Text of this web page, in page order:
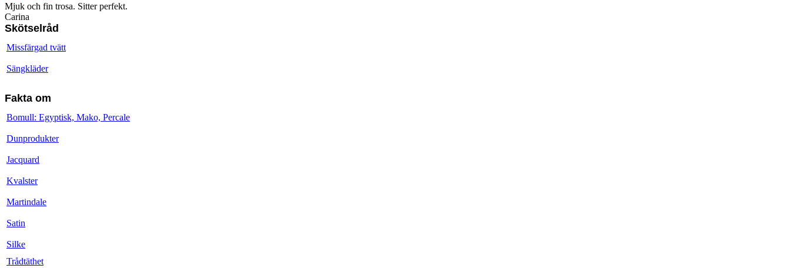
Mjuk och fin trosa. Sitter perfekt.
Carina
Skötselråd
Missfärgad tvätt
Sängkläder
Fakta om
Bomull: Egyptisk, Mako, Percale
Dunprodukter
Jacquard
Kvalster
Martindale
Satin
Silke
Trådtäthet